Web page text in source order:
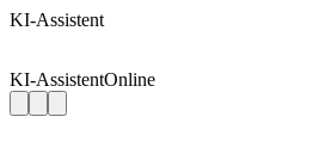
KI-Assistent
KI-AssistentOnline